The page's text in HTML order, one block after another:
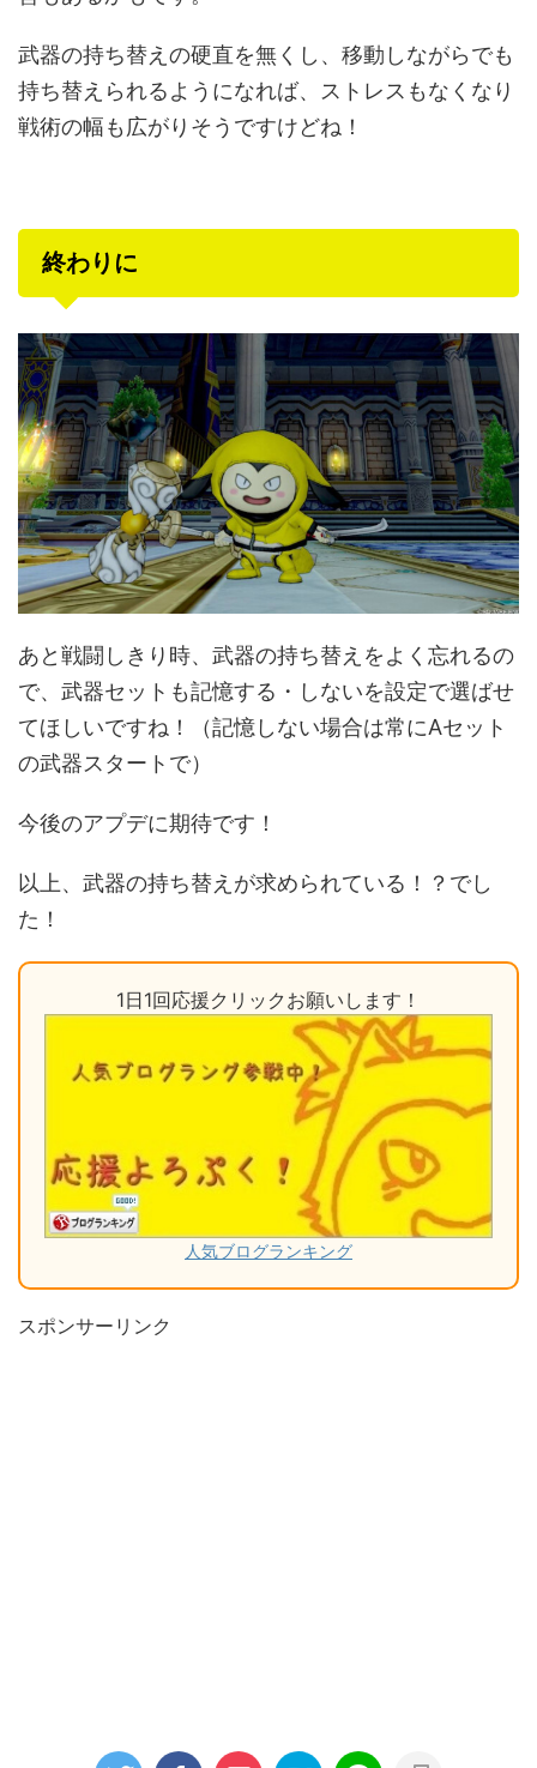
武器の持ち替えの硬直を無くし、移動しながらでも
持ち替えられるようになれば、ストレスもなくなり
戦術の幅も広がりそうですけどね！
終わりに
あと戦闘しきり時、武器の持ち替えをよく忘れるの
で、武器セットも記憶する・しないを設定で選ばせ
てほしいですね！（記憶しない場合は常にAセット
の武器スタートで）
今後のアプデに期待です！
以上、武器の持ち替えが求められている！？でし
た！
1日1回応援クリックお願いします！
人気ブログランキング
スポンサーリンク